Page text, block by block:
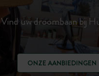
Vind uw droombaan bij
ONZE AANBIEDINGEN